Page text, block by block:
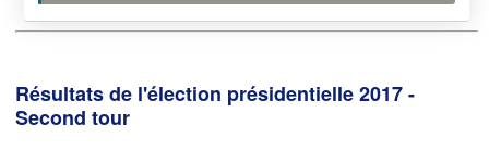
Résultats de l'élection présidentielle 2017 -
Second tour